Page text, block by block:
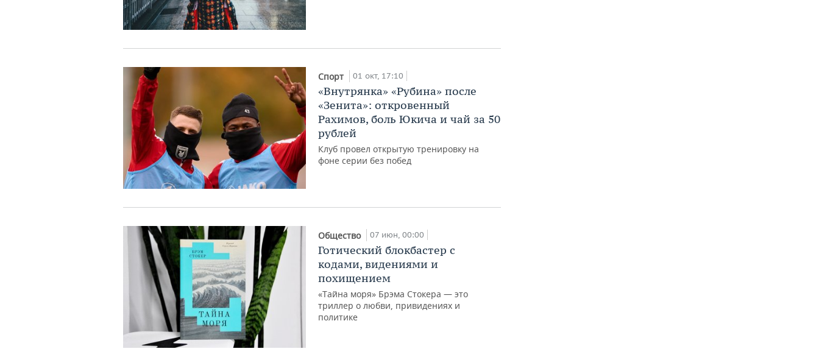
Спорт 01 окт, 17:10
«Внутрянка» «Рубина» после
«Зенита»: откровенный
Рахимов, боль Юкича и чай за 50
рублей
Клуб провел открытую тренировку на
фоне серии без побед
Общество 07 июн, 00:00
Готический блокбастер с
кодами, видениями и
похищением
«Тайна моря» Брэма Стокера — это
триллер о любви, привидениях и
политике